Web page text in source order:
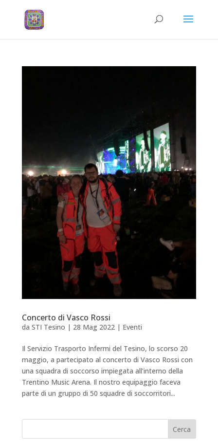
Concerto di Vasco Rossi
da STI Tesino | 28 Mag 2022| Eventi
Il Servizio Trasporto Infermi del Tesino, lo scorso 20
maggio, a partecipato al concerto di Vasco Rossi con
una squadra di soccorso impiegata all’interno della
Trentino Music Arena. Il nostro equipaggio faceva
parte di un gruppo di 50 squadre di soccorritori...